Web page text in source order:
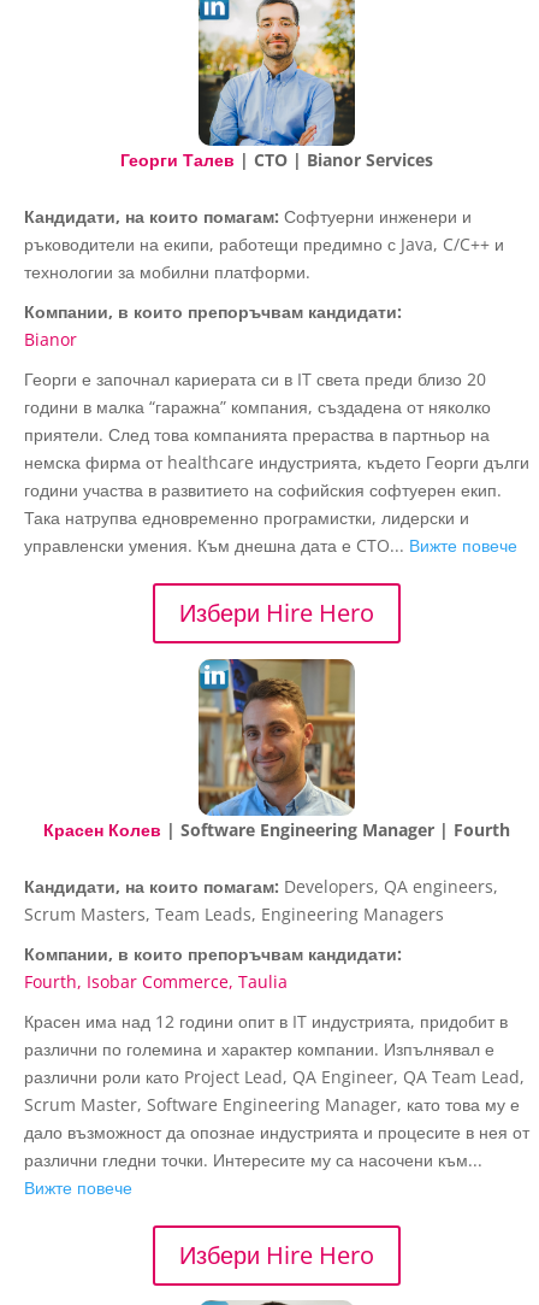
Георги Талев | CTO | Bianor Services
Кандидати, на които помагам: Софтуерни инженери и
ръководители на екипи, работещи предимно с Java, C/C++ и
технологии за мобилни платформи.
Компании, в които препоръчвам кандидати:
Bianor
Георги е започнал кариерата си в IT света преди близо 20
години в малка “гаражна” компания, създадена от няколко
приятели. След това компанията прераства в партньор на
немска фирма от healthcare индустрията, където Георги дълги
години участва в развитието на софийския софтуерен екип.
Така натрупва едновременно програмистки, лидерски и
управленски умения. Към днешна дата е CTO... Вижте повече
Избери Hire Hero
Красен Колев | Software Engineering Manager | Fourth
Кандидати, на които помагам: Developers, QA engineers,
Scrum Masters, Team Leads, Engineering Managers
Компании, в които препоръчвам кандидати:
Fourth Isobar Commerce Taulia
Красен има над 12 години опит в IT индустрията, придобит в
различни по големина и характер компании. Изпълнявал е
различни роли като Project Lead, QA Engineer, QA Team Lead,
Scrum Master, Software Engineering Manager, като това му е
дало възможност да опознае индустрията и процесите в нея от
различни гледни точки. Интересите му са насочени към...
Вижте повече
Избери Hire Hero